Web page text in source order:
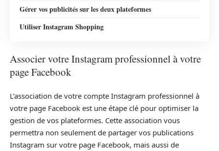
Gérer vos publicités sur les deux plateformes
Utiliser Instagram Shopping
Associer votre Instagram professionnel à votre
page Facebook
L’association de votre compte Instagram professionnel à
votre page Facebook est une étape clé pour optimiser la
gestion de vos plateformes. Cette association vous
permettra non seulement de partager vos publications
Instagram sur votre page Facebook, mais aussi de